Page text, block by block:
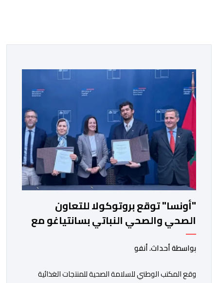
"أونسا" توقع بروتوكولا للتعاون
الصحي والصحي النباتي بسانتياغو مع
دائرة الزراعة وتربية المواشي
بواسطة أحداث. أنفو
وقع المكتب الوطني للسلامة الصحية للمنتجات الغذائية